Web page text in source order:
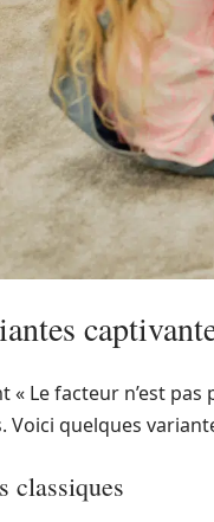
« Le facteur n’est
Voici quelques
classiques